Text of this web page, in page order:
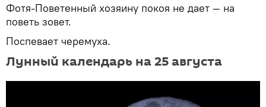
Фотя-Поветенный хозяину покоя не дает — на
поветь зовет.
Поспевает черемуха.
Лунный календарь на 25 августа